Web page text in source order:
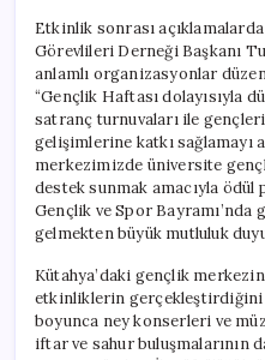
Etkinlik sonrası
Görevlileri Derneği Başkanı
anlamlı organizasyonlar
“Gençlik Haftası dolayısıyla
satranç turnuvaları ile
gelişimlerine katkı sağlamayı
merkezimizde üniversite
destek sunmak amacıyla ödül
Gençlik ve Spor
gelmekten büyük mutluluk
Kütahya’daki gençlik
etkinliklerin gerçekleştirdiğini
boyunca ney konserleri ve
iftar ve sahur buluşmalarının